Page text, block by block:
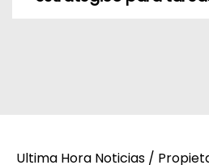
a
Ultima Hora Noticias /